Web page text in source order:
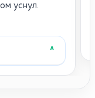
уснул.
˄